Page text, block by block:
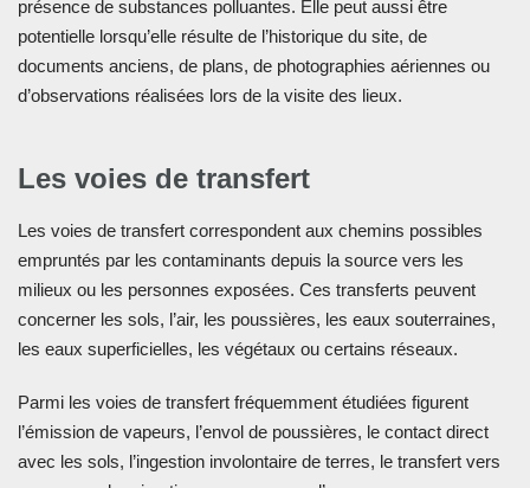
présence de substances polluantes. Elle peut aussi être
potentielle lorsqu’elle résulte de l’historique du site, de
documents anciens, de plans, de photographies aériennes ou
d’observations réalisées lors de la visite des lieux.
Les voies de transfert
Les voies de transfert correspondent aux chemins possibles
empruntés par les contaminants depuis la source vers les
milieux ou les personnes exposées. Ces transferts peuvent
concerner les sols, l’air, les poussières, les eaux souterraines,
les eaux superficielles, les végétaux ou certains réseaux.
Parmi les voies de transfert fréquemment étudiées figurent
l’émission de vapeurs, l’envol de poussières, le contact direct
avec les sols, l’ingestion involontaire de terres, le transfert vers